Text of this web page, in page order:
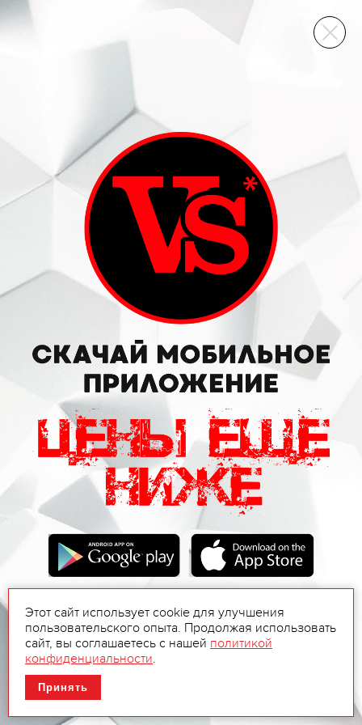
ВИННЫЙ СКЛАД
Этот сайт использует cookie для улучшения
пользовательского опыта. Продолжая использовать
сайт, вы соглашаетесь с нашей политикой
конфиденциальности.
Принять